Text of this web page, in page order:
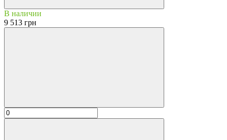
В наличии
9 513 грн